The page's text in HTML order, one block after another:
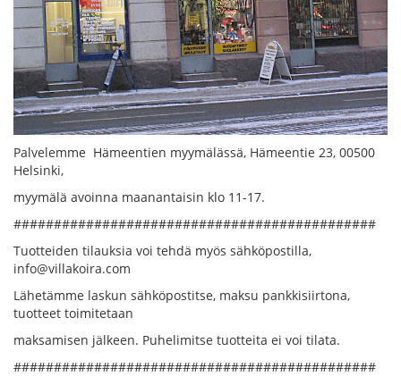
Palvelemme Hämeentien myymälässä, Hämeentie 23, 00500
Helsinki,
myymälä avoinna maanantaisin klo 11-17.
#############################################
Tuotteiden tilauksia voi tehdä myös sähköpostilla,
info@villakoira.com
Lähetämme laskun sähköpostitse, maksu pankkisiirtona,
tuotteet toimitetaan
maksamisen jälkeen. Puhelimitse tuotteita ei voi tilata.
#############################################